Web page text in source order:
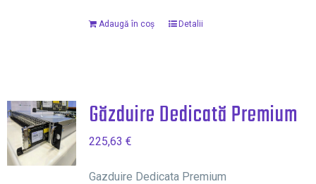
Adaugă în coș Detalii
Găzduire Dedicată Premium
225,63 €
Gazduire Dedicata Premium